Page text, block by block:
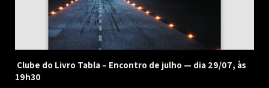
Clube do Livro Tabla – Encontro de julho — dia 29/07, às
19h30